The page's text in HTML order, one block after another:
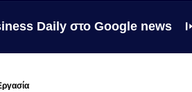
Daily στο Google news